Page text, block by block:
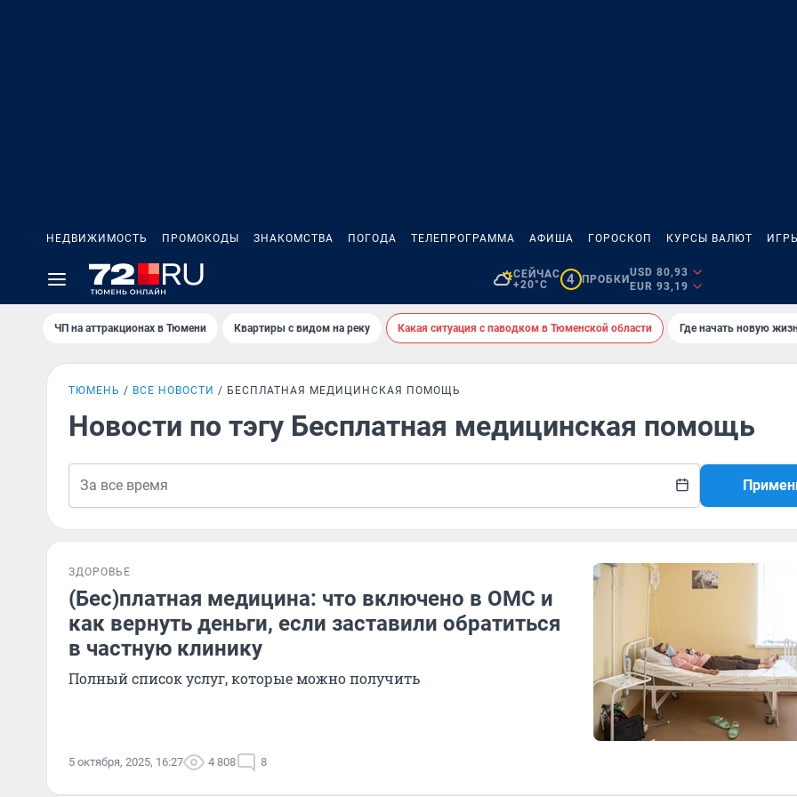
НЕДВИЖИМОСТЬ ПРОМОКОДЫ ЗНАКОМСТВА ПОГОДА ТЕЛЕПРОГРАММА АФИША ГОРОСКОП КУРСЫ ВАЛЮТ
СЕЙЧАС
+20°C
4 ПРОБКИ
USD 80,93
EUR 93,19
ЧП на аттракционах в Тюмени Квартиры с видом на реку Какая ситуация с паводком в Тюменской области Где начать новую
ТЮМЕНЬ ВСЕ НОВОСТИ БЕСПЛАТНАЯ МЕДИЦИНСКАЯ ПОМОЩЬ
Новости по тэгу Бесплатная медицинская помощь
ЗДОРОВЬЕ
(Бес)платная медицина: что включено в ОМС и
как вернуть деньги, если заставили обратиться
в частную клинику
Полный список услуг, которые можно получить
5 октября, 2025, 16:27 4 808 8